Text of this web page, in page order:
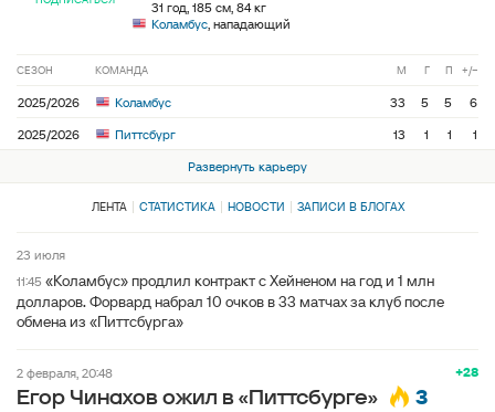
31 год, 185 см, 84 кг
Коламбус, нападающий
СЕЗОН КОМАНДА М Г П +/−
2025/2026 Коламбус 33 5 5
6
2025/2026
Питтсбург 13 1 1
1
Развернуть карьеру
ЛЕНТА СТАТИСТИКА НОВОСТИ ЗАПИСИ В БЛОГАХ
23 июля
11:45 «Коламбус» продлил контракт с Хейненом на год и 1 млн
долларов. Форвард набрал 10 очков в 33 матчах за клуб после
обмена из «Питтсбурга»
+28
2 февраля, 20:48
Егор Чинахов ожил в «Питтсбурге» 3